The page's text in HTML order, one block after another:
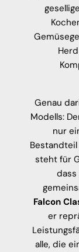
Genau
Modells:
nur
steht für
dass
Falcon
er
alle, die